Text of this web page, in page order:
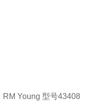
RM Young 型号43408